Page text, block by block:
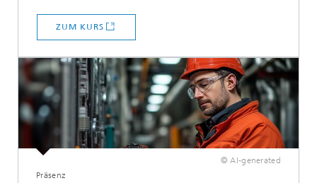
ZUM KURS
© AI-generated
Präsenz